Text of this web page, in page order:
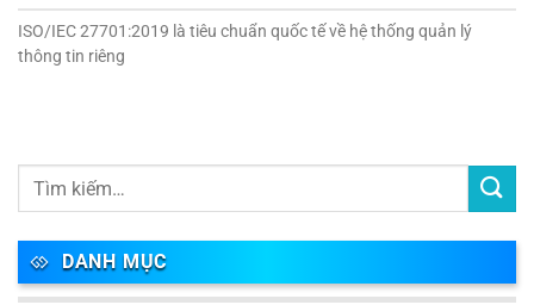
ISO/IEC 27701:2019 là tiêu chuẩn quốc tế về hệ thống quản lý
thông tin riêng
DANH MỤC